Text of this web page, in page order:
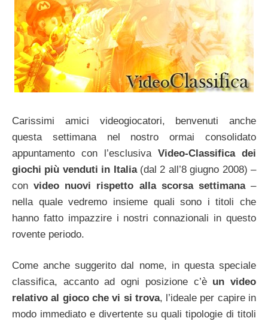
Carissimi amici videogiocatori, benvenuti anche
questa settimana nel nostro ormai consolidato
appuntamento con l’esclusiva Video-Classifica dei
giochi più venduti in Italia(dal 2 all’8 giugno 2008) –
convideo nuovi rispetto alla scorsa settimana–
nella quale vedremo insieme quali sono i titoli che
hanno fatto impazzire i nostri connazionali in questo
rovente periodo.
Come anche suggerito dal nome, in questa speciale
classifica, accanto ad ogni posizione c’è un video
relativo al gioco che vi si trova, l’ideale per capire in
modo immediato e divertente su quali tipologie di titoli